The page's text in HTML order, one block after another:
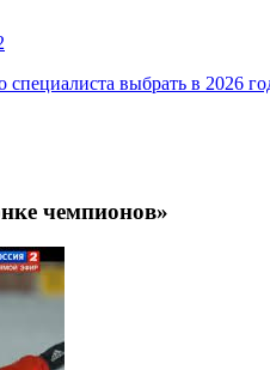
специалиста выбрать в 2026
чемпионов»